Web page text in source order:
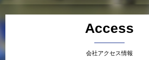
Access
会社アクセス情報